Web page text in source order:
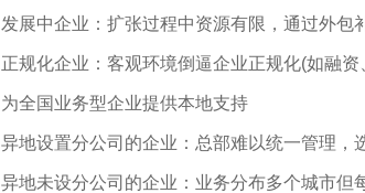
发展中企业：扩张过程中资源有限，通过外包
正规化企业：客观环境倒逼企业正规化(如融
为全国业务型企业提供本地支持
异地设置分公司的企业：总部难以统一管理，
异地未设分公司的企业：业务分布多个城市但